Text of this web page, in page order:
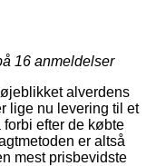
16 anmeldelser
alverdens
lige nu levering til et
efter de købte
er altså
mest prisbevidste